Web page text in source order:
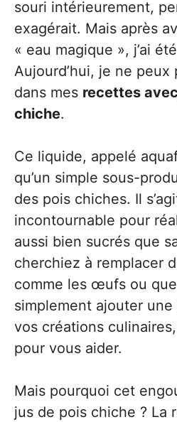
souri intérieurement,
exagérait. Mais après
« eau magique », j’ai
Aujourd’hui, je ne peux
dans mes recettes
chiche.
Ce liquide, appelé
qu’un simple sous-
des pois chiches. Il
incontournable pour
aussi bien sucrés que
cherchiez à remplacer
comme les œufs ou
simplement ajouter
vos créations
pour vous aider.
Mais pourquoi cet
jus de pois chiche ? La